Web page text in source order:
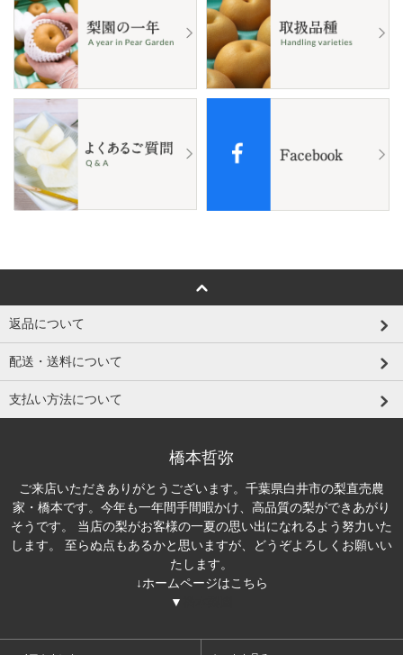
返品について
配送・送料について
支払い方法について
橋本哲弥
ご来店いただきありがとうございます。千葉県白井市の梨直売農
家・橋本です。今年も一年間手間暇かけ、高品質の梨ができあがり
そうです。 当店の梨がお客様の一夏の思い出になれるよう努力いた
します。 至らぬ点もあるかと思いますが、どうぞよろしくお願いい
たします。
↓ホームページはこちら
▼